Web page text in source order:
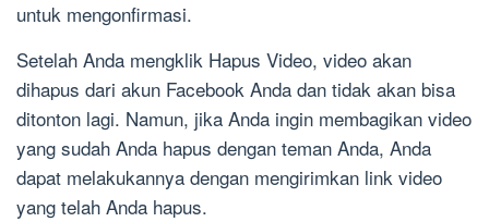
untuk mengonfirmasi.
Setelah Anda mengklik Hapus Video, video akan
dihapus dari akun Facebook Anda dan tidak akan bisa
ditonton lagi. Namun, jika Anda ingin membagikan video
yang sudah Anda hapus dengan teman Anda, Anda
dapat melakukannya dengan mengirimkan link video
yang telah Anda hapus.